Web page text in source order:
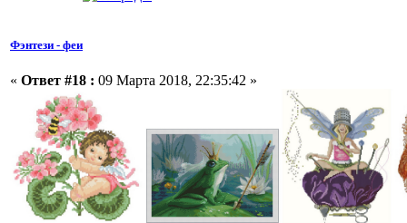
Фэнтези - феи
« Ответ #18 : 09 Марта 2018, 22:35:42 »